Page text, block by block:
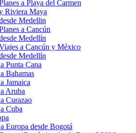
a Playa del Carmen
Riviera Maya
Medellin
a Cancún
Medellín
a Cancún y México
Medellín
Punta Cana
Bahamas
Jamaica
Aruba
Curazao
Cuba
Europa desde Bogotá